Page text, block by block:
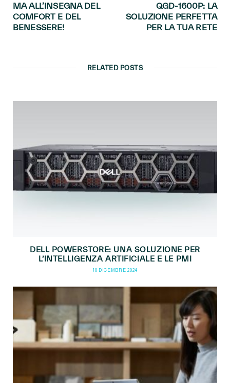
MA ALL’INSEGNA DEL
COMFORT E DEL
BENESSERE!
QGD-1600P: LA
SOLUZIONE PERFETTA
PER LA TUA RETE
RELATED POSTS
DELL POWERSTORE: UNA SOLUZIONE PER
L’INTELLIGENZA ARTIFICIALE E LE PMI
10 DICEMBRE 2024